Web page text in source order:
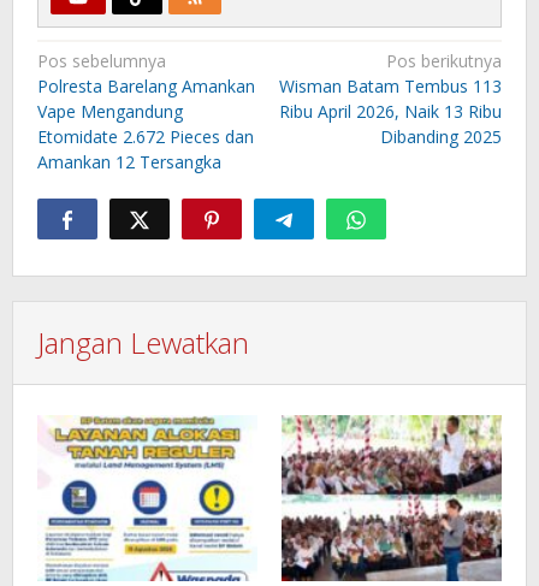
Navigasi
pos
Pos sebelumnya
Polresta Barelang Amankan
Vape Mengandung
Etomidate 2.672 Pieces dan
Amankan 12 Tersangka
Pos berikutnya
Wisman Batam Tembus 113
Ribu April 2026, Naik 13 Ribu
Dibanding 2025
Jangan Lewatkan